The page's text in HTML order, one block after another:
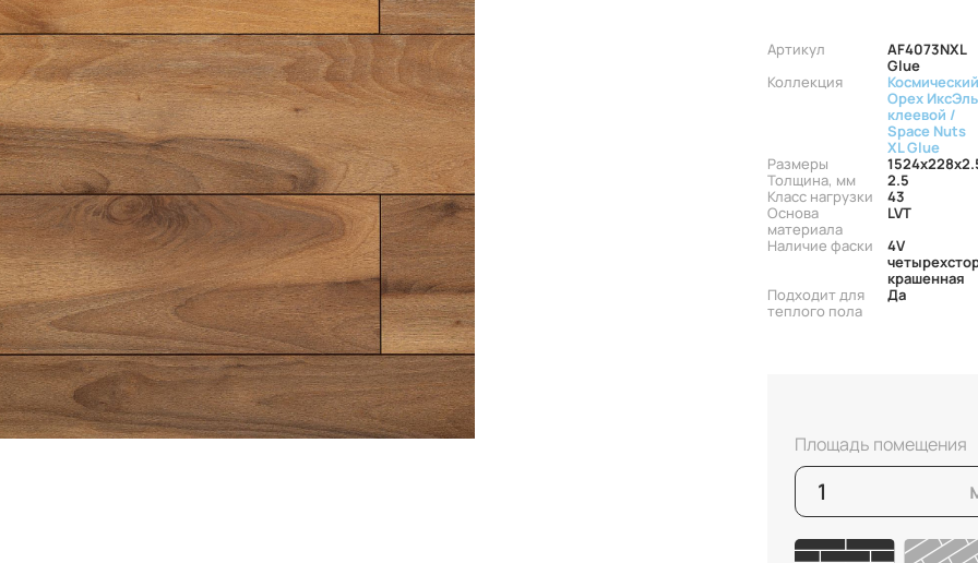
Артикул
AF4073NXL
Glue
Коллекция
Космический
Орех ИксЭль
клеевой /
Space Nuts
XL Glue
Размеры
Толщина, мм
2.5
Класс нагрузки
43
Основа
материала
LVT
Наличие фаски
4V
крашенная
Подходит для
теплого пола
Да
Площадь помещения